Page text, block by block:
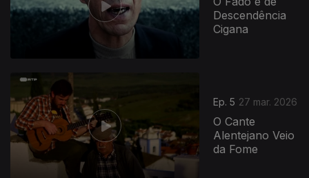
Descendência
Cigana
Ep. 5 27 mar. 2026
O Cante
Alentejano Veio
da Fome